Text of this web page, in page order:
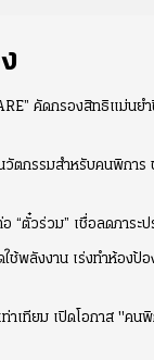
คัดกรองสิทธิแม่นย
วัตกรรมสำหรับคนพิการ
“ตั๋วร่วม” เชื่อลดภาระป
ใช้พลังงาน เร่งทำห้อง
าเทียม เปิดโอกาส "คน